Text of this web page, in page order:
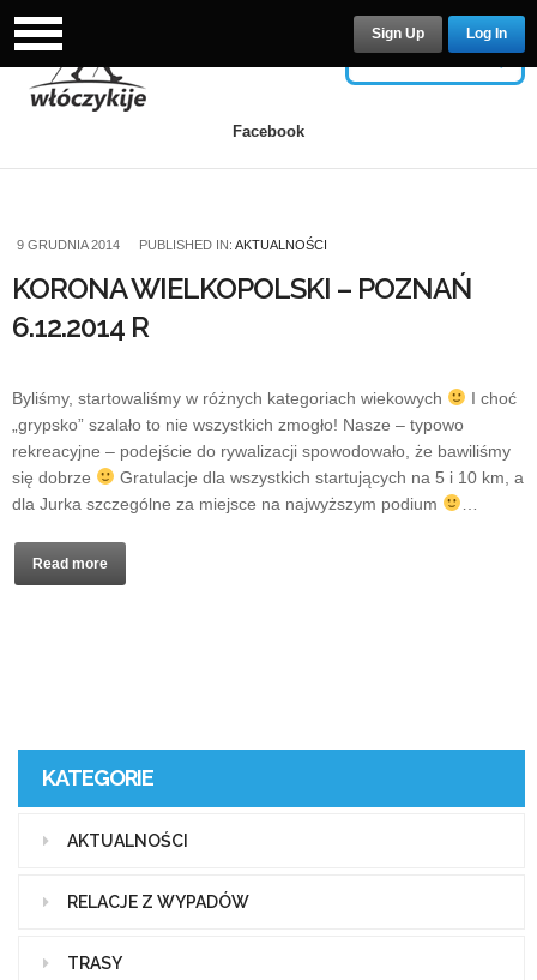
Facebook
Log In
Sign Up
9 GRUDNIA 2014 PUBLISHED IN: AKTUALNOŚCI
KORONA WIELKOPOLSKI – POZNAŃ
6.12.2014 R
Byliśmy, startowaliśmy w różnych kategoriach wiekowych
I choć
„grypsko” szalało to nie wszystkich zmogło! Nasze – typowo
rekreacyjne – podejście do rywalizacji spowodowało, że bawiliśmy
się dobrze
Gratulacje dla wszystkich startujących na 5 i 10 km, a
dla Jurka szczególne za miejsce na najwyższym podium
Read more
KATEGORIE
AKTUALNOŚCI
RELACJE Z WYPADÓW
TRASY
Remember Me
Lost your password? /Register